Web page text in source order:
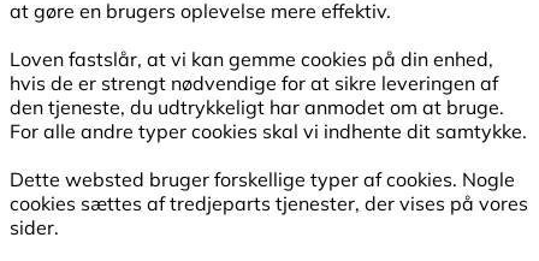
at gøre en brugers oplevelse mere effektiv.
Loven fastslår, at vi kan gemme cookies på din enhed,
hvis de er strengt nødvendige for at sikre leveringen af
den tjeneste, du udtrykkeligt har anmodet om at bruge.
For alle andre typer cookies skal vi indhente dit samtykke.
Dette websted bruger forskellige typer af cookies. Nogle
cookies sættes af tredjeparts tjenester, der vises på vores
sider.